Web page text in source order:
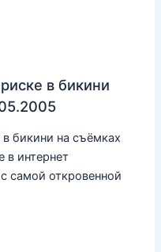
в бикини
бикини на съёмках
интернет
самой откровенной